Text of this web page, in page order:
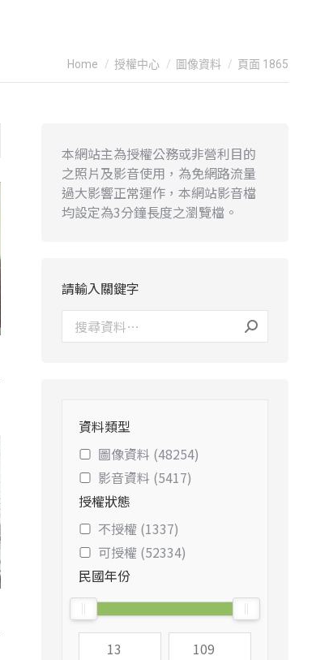
You are here:
Home 授權中心 圖像資料 頁面 1865
本網站主為授權公務或非營利目的
之照片及影音使用，為免網路流量
過大影響正常運作，本網站影音檔
均設定為3分鐘長度之瀏覽檔。
請輸入關鍵字
資料類型
圖像資料 (48254)
影音資料 (5417)
授權狀態
不授權 (1337)
可授權 (52334)
民國年份